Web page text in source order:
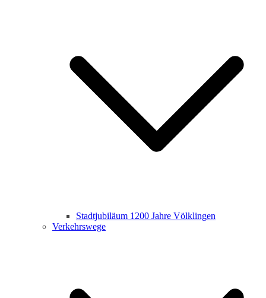
Stadtjubiläum 1200 Jahre Völklingen
Verkehrswege